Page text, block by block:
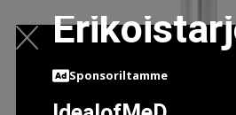
Sponsoriltamme